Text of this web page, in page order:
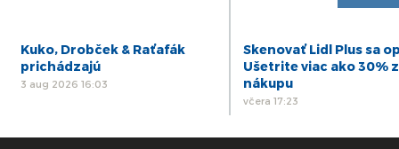
Kuko, Drobček & Raťafák
prichádzajú
3 aug 2026 16:03
Skenovať Lidl Plus sa
Ušetrite viac ako 30% z
nákupu
včera 17:23